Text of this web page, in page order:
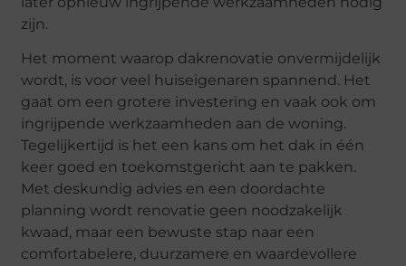
zijn.
Het moment waarop dakrenovatie onvermijdelijk
wordt, is voor veel huiseigenaren spannend. Het
gaat om een grotere investering en vaak ook om
ingrijpende werkzaamheden aan de woning.
Tegelijkertijd is het een kans om het dak in één
keer goed en toekomstgericht aan te pakken.
Met deskundig advies en een doordachte
planning wordt renovatie geen noodzakelijk
kwaad, maar een bewuste stap naar een
comfortabelere, duurzamere en waardevollere